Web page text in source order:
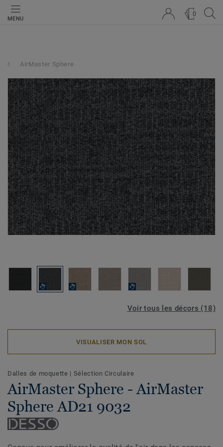
MENU
0
AirMaster Sphere
Voir tous les décors (18)
VISUALISER MON SOL
Dalles de moquette | Sélection Circulaire
AirMaster Sphere - AirMaster
Sphere AD21 9032